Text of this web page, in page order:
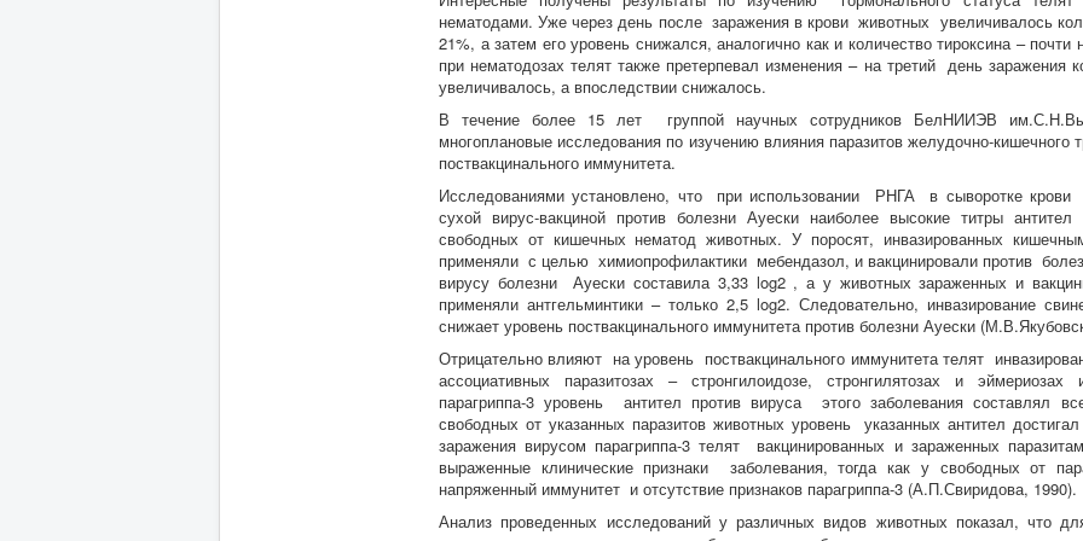
нематодами. Уже через день после заражения в крови животных увеличивалось
21%, а затем его уровень снижался, аналогично как и количество тироксина –
при нематодозах телят также претерпевал изменения – на третий день заражения
увеличивалось, а впоследствии снижалось.
В течение более 15 лет группой научных сотрудников БелНИИЭВ
многоплановые исследования по изучению влияния паразитов желудочно-кишечного
поствакцинального иммунитета.
Исследованиями установлено, что при использовании РНГА в сыворотке крови
сухой вирус-вакциной против болезни Ауески наиболее высокие титры
свободных от кишечных нематод животных. У поросят, инвазированных
применяли с целью химиопрофилактики мебендазол, и вакцинировали против
вирусу болезни Ауески составила 3,33 log2 , а у животных зараженных и
применяли антгельминтики – только 2,5 log2. Следовательно, инвазирование
снижает уровень поствакцинального иммунитета против болезни Ауески
Отрицательно влияют на уровень поствакцинального иммунитета телят
ассоциативных паразитозах – стронгилоидозе, стронгилятозах и
парагриппа-3 уровень антител против вируса этого заболевания составлял
свободных от указанных паразитов животных уровень указанных антител
заражения вирусом парагриппа-3 телят вакцинированных и зараженных
выраженные клинические признаки заболевания, тогда как у свободных от
напряженный иммунитет и отсутствие признаков парагриппа-3 (А.П.Свиридова, 1990).
Анализ проведенных исследований у различных видов животных показал, что